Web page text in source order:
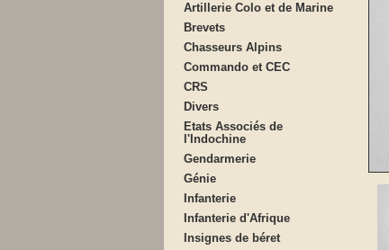
Artillerie Colo et de Marine
Brevets
Chasseurs Alpins
Commando et CEC
CRS
Divers
Etats Associés de
l'Indochine
Gendarmerie
Génie
Infanterie
Infanterie d'Afrique
Insignes de béret